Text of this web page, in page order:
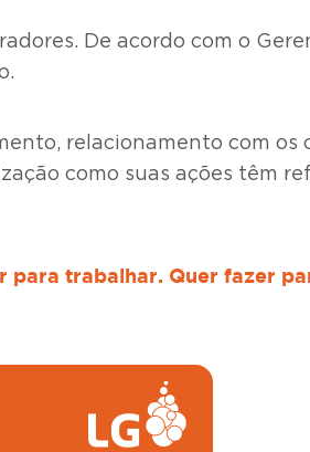
De acordo com o
relacionamento com os
como suas ações têm
trabalhar. Quer fazer